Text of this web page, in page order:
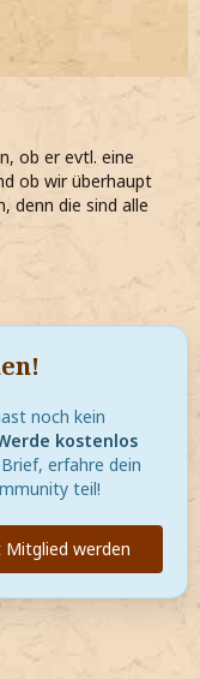
ob er evtl. eine
ob wir überhaupt
denn die sind alle
noch kein
kostenlos
erfahre dein
teil!
Mitglied werden